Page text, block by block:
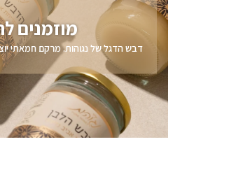
מוזמנים
דבש הדגל של נגוהות. מרקם חמאתי